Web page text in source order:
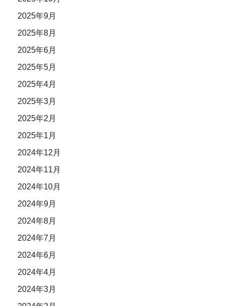
2025年9月
2025年8月
2025年6月
2025年5月
2025年4月
2025年3月
2025年2月
2025年1月
2024年12月
2024年11月
2024年10月
2024年9月
2024年8月
2024年7月
2024年6月
2024年4月
2024年3月